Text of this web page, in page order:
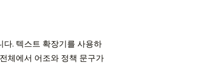
. 텍스트 확장기를 사용하
체에서 어조와 정책 문구가